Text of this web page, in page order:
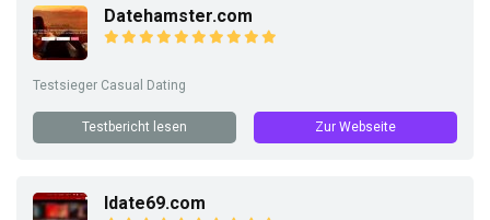
Datehamster.com
Testsieger Casual Dating
Testbericht lesen Zur Webseite
Idate69.com